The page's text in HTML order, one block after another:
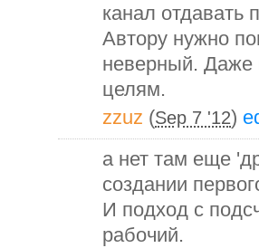
канал отдавать
Автору нужно
неверный. Даже
целям.
zzuz (Sep 7 '12)
а нет там еще
создании
И подход с
рабочий.